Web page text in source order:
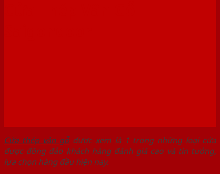
Cửa thép vân gỗđược xem là 1 trong những loại cửa
được đông đảo khách hàng đánh giá cao và tin tưởng,
lựa chọn hàng đầu hiện nay.